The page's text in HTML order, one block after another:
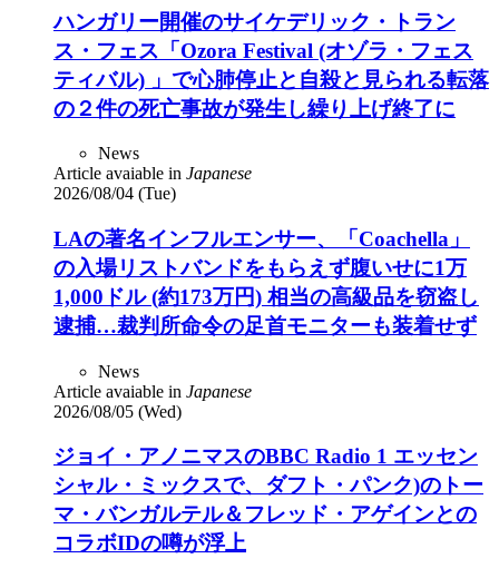
ハンガリー開催のサイケデリック・トラン
ス・フェス「Ozora Festival (オゾラ・フェス
ティバル) 」で心肺停止と自殺と見られる転落
の２件の死亡事故が発生し繰り上げ終了に
News
Article avaiable in Japanese
2026/08/04 (Tue)
LAの著名インフルエンサー、「Coachella」
の入場リストバンドをもらえず腹いせに1万
1,000ドル (約173万円) 相当の高級品を窃盗し
逮捕…裁判所命令の足首モニターも装着せず
News
Article avaiable in Japanese
2026/08/05 (Wed)
ジョイ・アノニマスのBBC Radio 1 エッセン
シャル・ミックスで、ダフト・パンク)のトー
マ・バンガルテル＆フレッド・アゲインとの
コラボIDの噂が浮上